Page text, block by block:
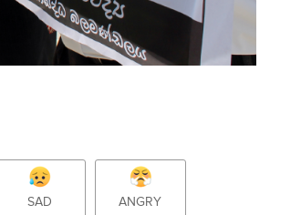
SAD ANGRY